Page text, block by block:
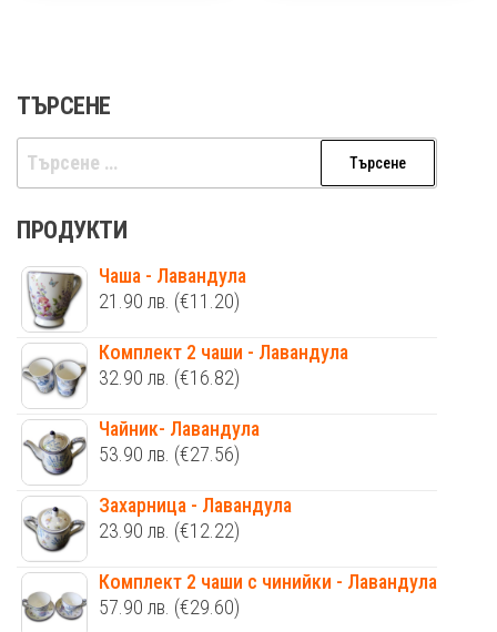
ТЪРСЕНЕ
Търсене
за:
ПРОДУКТИ
Чаша - Лавандула
21.90 лв. (€11.20)
Комплект 2 чаши - Лавандула
32.90 лв. (€16.82)
Чайник- Лавандула
53.90 лв. (€27.56)
Захарница - Лавандула
23.90 лв. (€12.22)
Комплект 2 чаши с чинийки - Лавандула
57.90 лв. (€29.60)